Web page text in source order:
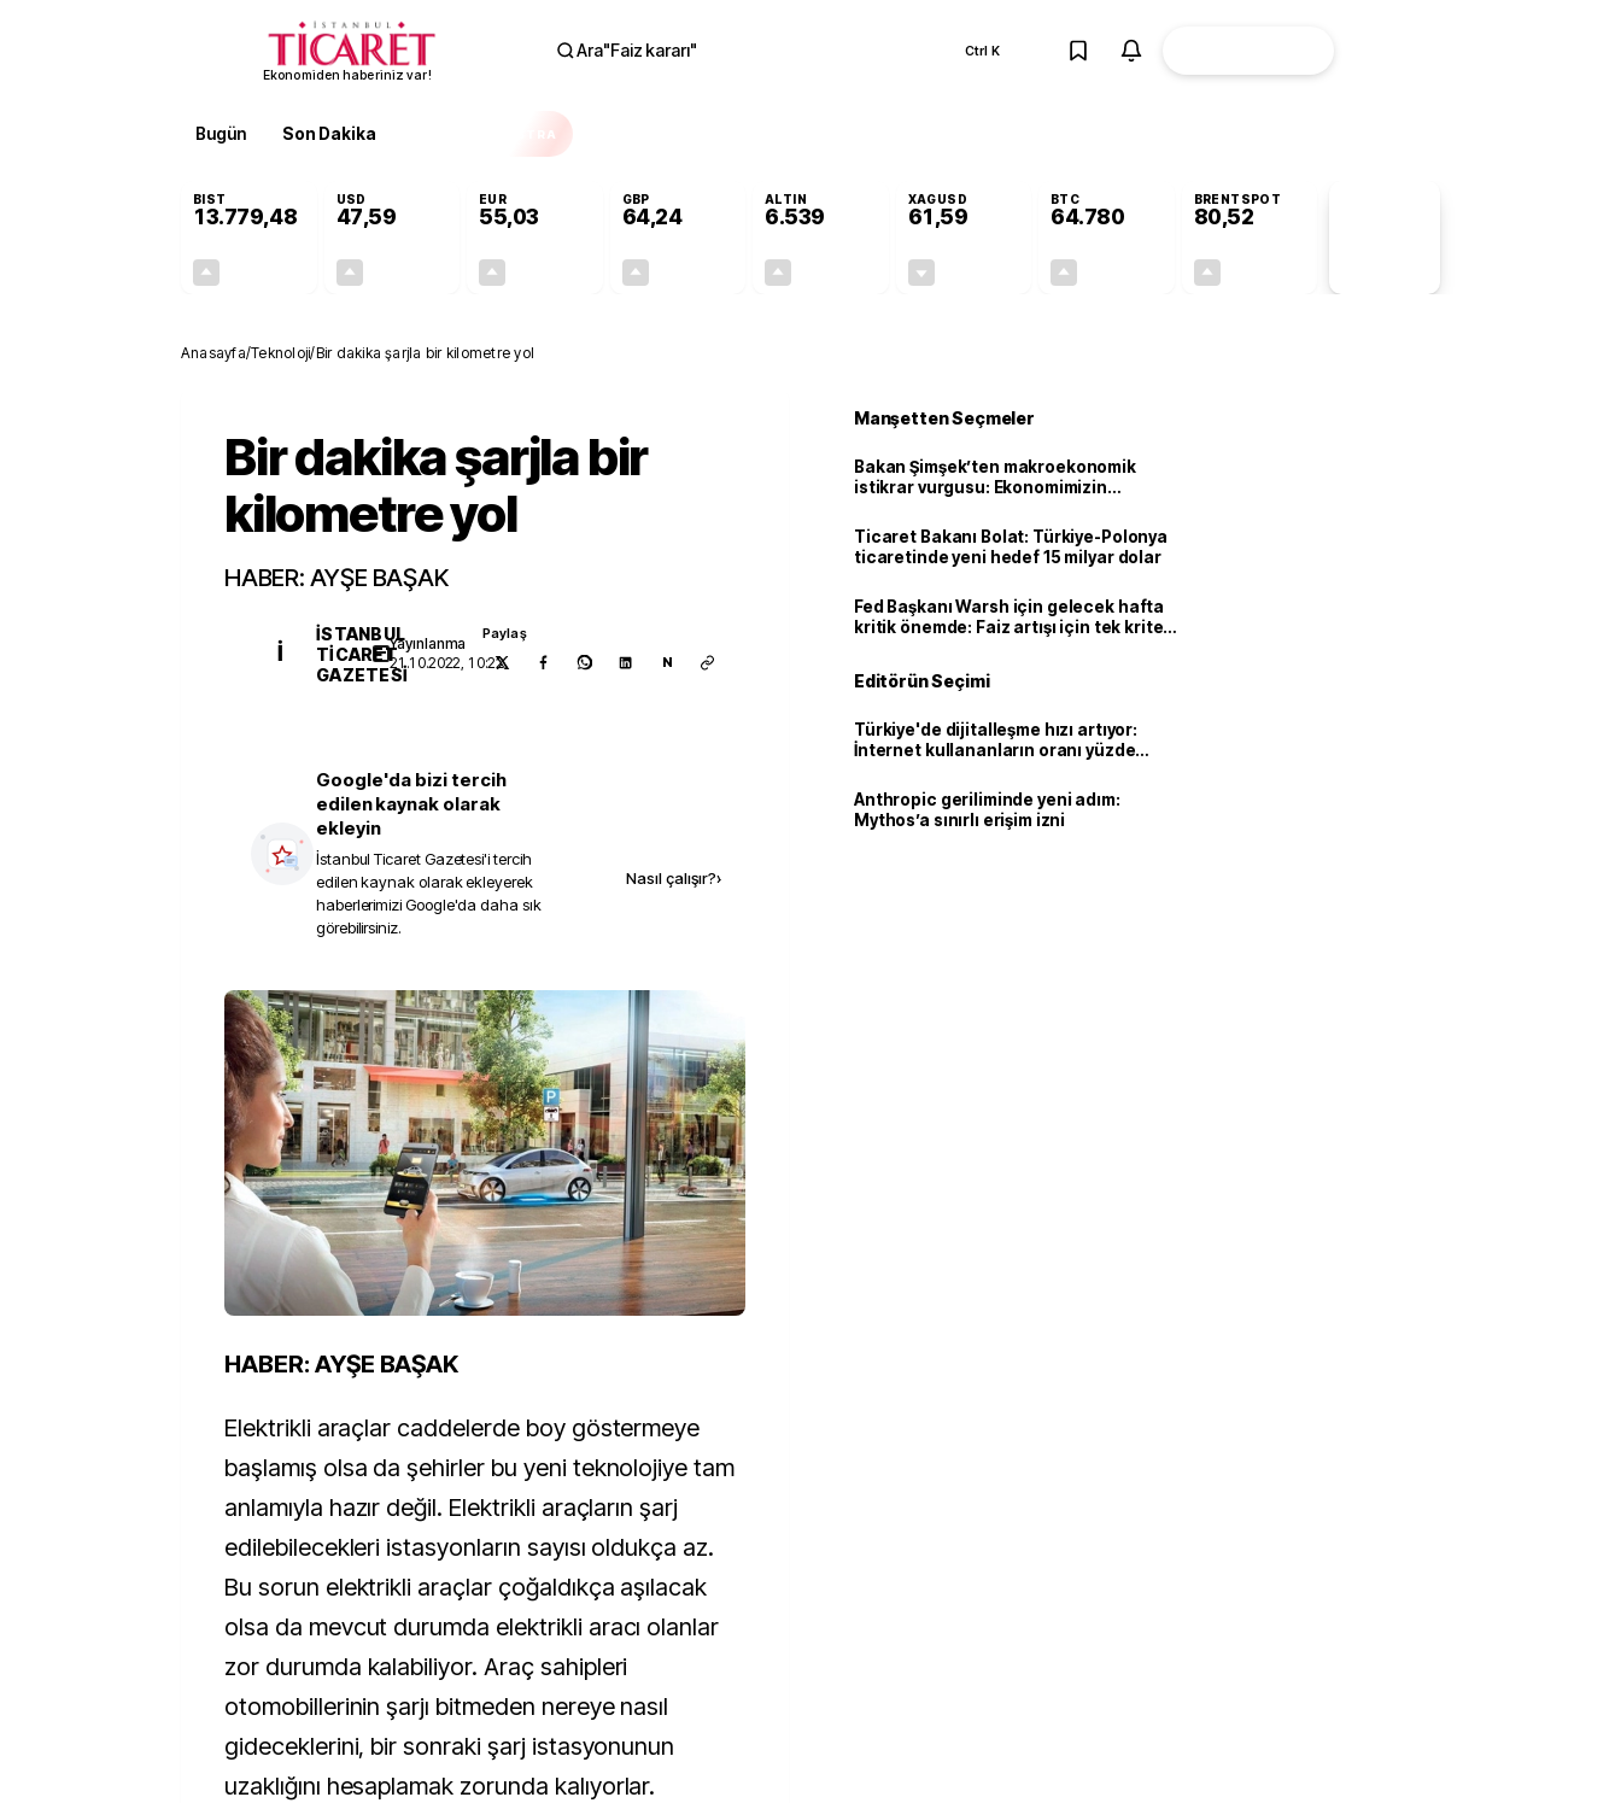
Ekonomiden haberiniz var!
Ara"Faiz kararı" Ctrl K
Bugün Son Dakika EKSTRA
BIST
13.779,48
USD
47,59
EUR
55,03
GBP
64,24
ALTIN
6.539
XAGUSD
61,59
BTC
64.780
BRENTSPOT
80,52
Anasayfa/Teknoloji/Bir dakika şarjla bir kilometre yol
Bir dakika şarjla bir
kilometre yol
HABER: AYŞE BAŞAK
İ
İSTANBUL
TICARET
GAZETESI
Yayınlanma
21.10.2022, 10:22
Paylaş
N
Google'da bizi tercih
edilen kaynak olarak
ekleyin
İstanbul Ticaret Gazetesi'i tercih
edilen kaynak olarak ekleyerek
haberlerimizi Google'da daha sık
görebilirsiniz.
Nasıl çalışır?›
HABER: AYŞE BAŞAK
Elektrikli araçlar caddelerde boy göstermeye
başlamış olsa da şehirler bu yeni teknolojiye tam
anlamıyla hazır değil. Elektrikli araçların şarj
edilebilecekleri istasyonların sayısı oldukça az.
Bu sorun elektrikli araçlar çoğaldıkça aşılacak
olsa da mevcut durumda elektrikli aracı olanlar
zor durumda kalabiliyor. Araç sahipleri
otomobillerinin şarjı bitmeden nereye nasıl
gideceklerini, bir sonraki şarj istasyonunun
uzaklığını hesaplamak zorunda kalıyorlar.
Manşetten Seçmeler
Bakan Şimşek’ten makroekonomik
istikrar vurgusu: Ekonomimizin
Ticaret Bakanı Bolat: Türkiye-Polonya
ticaretinde yeni hedef 15 milyar dolar
Fed Başkanı Warsh için gelecek hafta
kritik önemde: Faiz artışı için tek kriter
Editörün Seçimi
Türkiye'de dijitalleşme hızı artıyor:
İnternet kullananların oranı yüzde
Anthropic geriliminde yeni adım:
Mythos’a sınırlı erişim izni